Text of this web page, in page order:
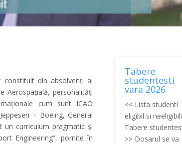
constituit din absolvenți ai
Aerospațială, personalități
cum sunt ICAO
– Boeing, General
un curriculum pragmatic și
Engineering”, pornite în
Tabere
studentesti
vara 2026
<< Lista studenti
eligibil si neeligibili
Tabere
>> Dosarul se va